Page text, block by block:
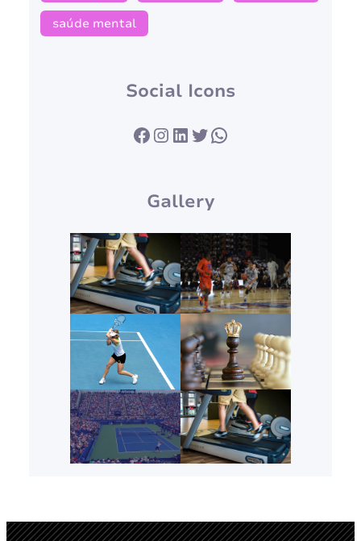
saúde mental
Social Icons
Facebook InstagramLinkedIn Twitter WhatsApp
Gallery